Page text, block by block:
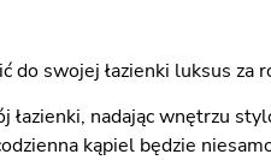
swojej łazienki luksus za
nadając wnętrzu
kąpiel będzie